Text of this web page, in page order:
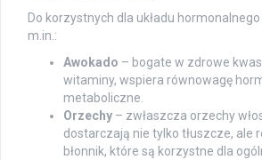
Do korzystnych dla układu
m.in.:
Awokado – bogate w zdrowe
witaminy, wspiera równowagę
metaboliczne.
Orzechy – zwłaszcza orzechy
dostarczają nie tylko tłuszcze, ale
błonnik, które są korzystne dla